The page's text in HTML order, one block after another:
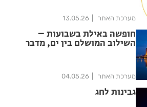
מערכת האתר 13.05.26
חופשה באילת בשבועות –
השילוב המושלם בין ים, מדבר
מערכת האתר 04.05.26
גבינות לחג